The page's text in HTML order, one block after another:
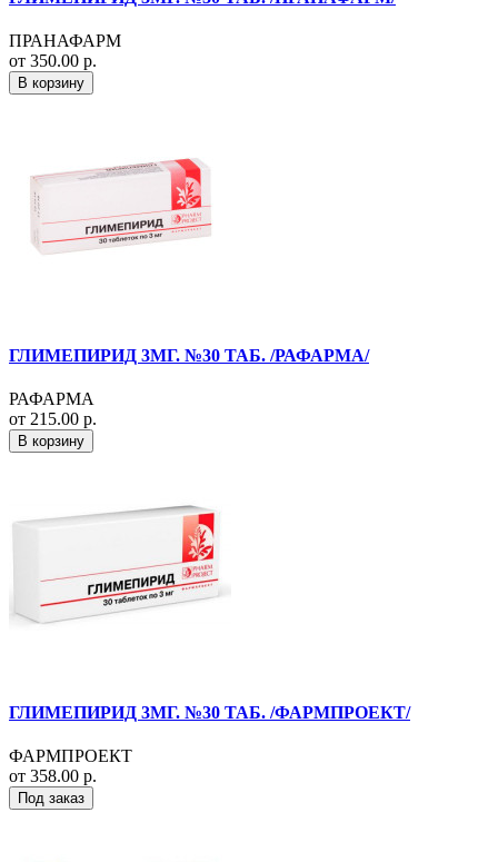
ПРАНАФАРМ
от 350.00 р.
В корзину
ГЛИМЕПИРИД 3МГ. №30 ТАБ. /РАФАРМА/
РАФАРМА
от 215.00 р.
В корзину
ГЛИМЕПИРИД 3МГ. №30 ТАБ. /ФАРМПРОЕКТ/
ФАРМПРОЕКТ
от 358.00 р.
Под заказ